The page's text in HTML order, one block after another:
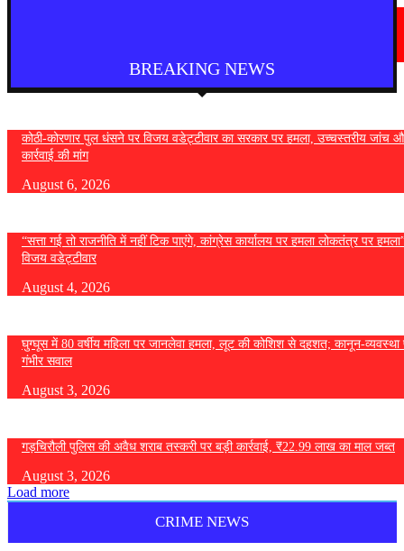
BREAKING NEWS
कोठी-कोरणार पुल धंसने पर विजय वडेट्टीवार का सरकार पर हमला, उच्चस्तरीय जांच
कार्रवाई की मांग
August 6, 2026
“सत्ता गई तो राजनीति में नहीं टिक पाएंगे, कांग्रेस कार्यालय पर हमला लोकतंत्र पर
विजय वडेट्टीवार
August 4, 2026
घुग्घूस में 80 वर्षीय महिला पर जानलेवा हमला, लूट की कोशिश से दहशत; कानून-व्यवस्था
गंभीर सवाल
August 3, 2026
गड़चिरौली पुलिस की अवैध शराब तस्करी पर बड़ी कार्रवाई, ₹22.99 लाख का माल जब्त
August 3, 2026
Load more
CRIME NEWS